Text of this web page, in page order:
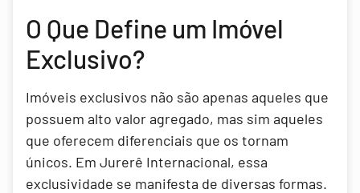
O Que Define um Imóvel
Exclusivo?
Imóveis exclusivos não são apenas aqueles que
possuem alto valor agregado, mas sim aqueles
que oferecem diferenciais que os tornam
únicos. Em Jurerê Internacional, essa
exclusividade se manifesta de diversas formas.